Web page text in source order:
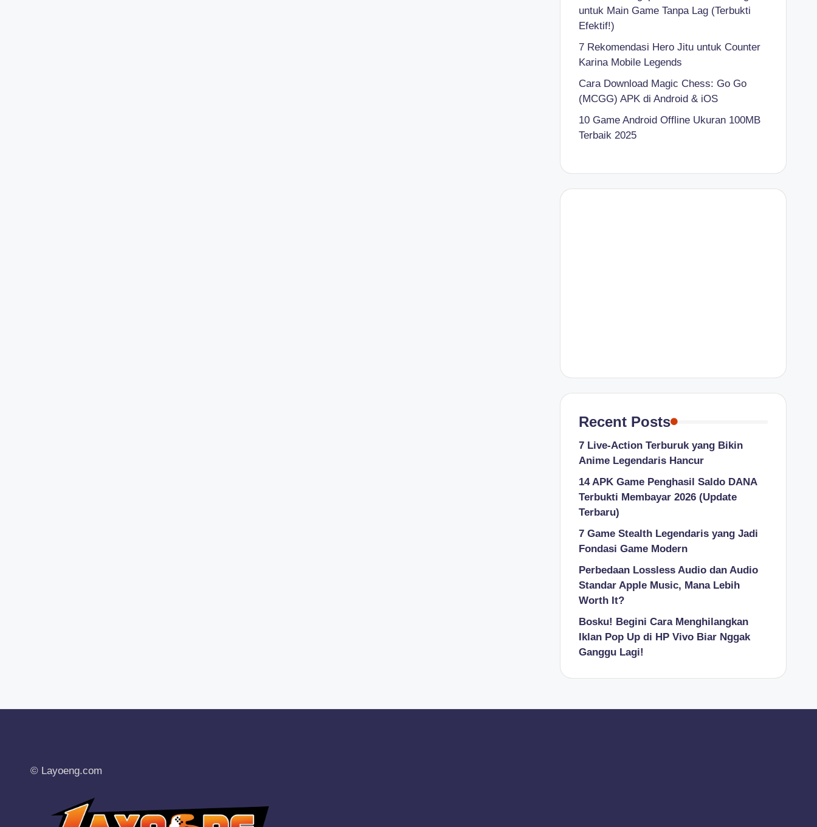
untuk Main Game Tanpa Lag (Terbukti
Efektif!)
7 Rekomendasi Hero Jitu untuk Counter
Karina Mobile Legends
Cara Download Magic Chess: Go Go
(MCGG) APK di Android & iOS
10 Game Android Offline Ukuran 100MB
Terbaik 2025
Recent Posts
7 Live-Action Terburuk yang Bikin
Anime Legendaris Hancur
14 APK Game Penghasil Saldo DANA
Terbukti Membayar 2026 (Update
Terbaru)
7 Game Stealth Legendaris yang Jadi
Fondasi Game Modern
Perbedaan Lossless Audio dan Audio
Standar Apple Music, Mana Lebih
Worth It?
Bosku! Begini Cara Menghilangkan
Iklan Pop Up di HP Vivo Biar Nggak
Ganggu Lagi!
© Layoeng.com